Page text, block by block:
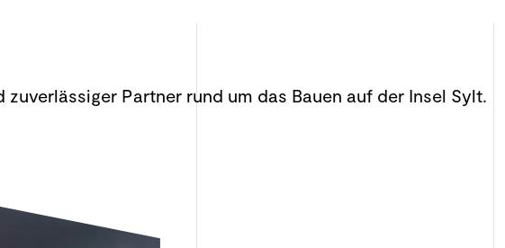
Partner rund um das Bauen auf der Insel Sylt.